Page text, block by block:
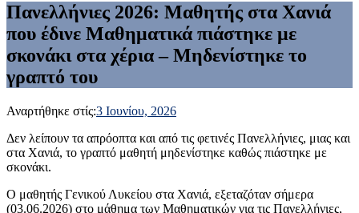
Πανελλήνιες 2026: Μαθητής στα Χανιά
που έδινε Μαθηματικά πιάστηκε με
σκονάκι στα χέρια – Μηδενίστηκε το
γραπτό του
Αναρτήθηκε στίς:3 Ιουνίου, 2026
Δεν λείπουν τα απρόοπτα και από τις φετινές Πανελλήνιες, μιας και
στα Χανιά, το γραπτό μαθητή μηδενίστηκε καθώς πιάστηκε με
σκονάκι.
Ο μαθητής Γενικού Λυκείου στα Χανιά, εξεταζόταν σήμερα
(03.06.2026) στο μάθημα των Μαθηματικών για τις Πανελλήνιες,